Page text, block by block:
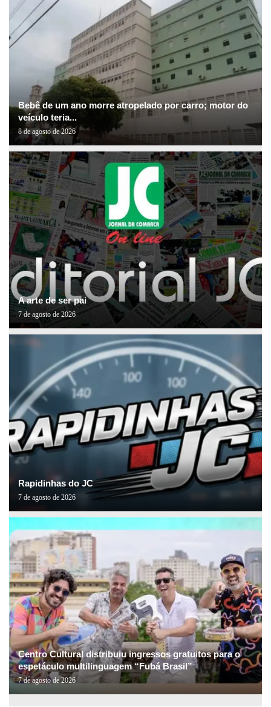
Bebê de um ano morre atropelado por carro; motor do
veículo teria...
8 de agosto de 2026
A arte de ser pai
7 de agosto de 2026
Rapidinhas do JC
7 de agosto de 2026
Centro Cultural distribuiu ingressos gratuitos para o
espetáculo multilinguagem “Fubá Brasil”
7 de agosto de 2026